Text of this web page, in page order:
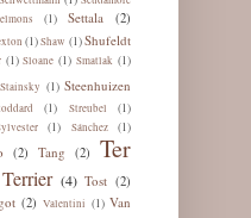
(1) Settala (2)
(1)Shaw (1)Shufeldt
(1) Sloane (1) Smatlak (1)
Stainsky (1) Steenhuizen
(1) Streubel (1)
(1) Sánchez (1)
(2) Tang (2)
Ter
Terrier (4) Tost (2)
(2) Valentini (1) Van